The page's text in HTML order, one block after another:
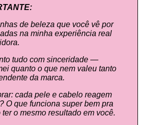
de beleza que você vê por
na minha experiência real
tudo com sinceridade —
quanto o que nem valeu tanto
da marca.
cada pele e cabelo reagem
O que funciona super bem pra
o mesmo resultado em você.